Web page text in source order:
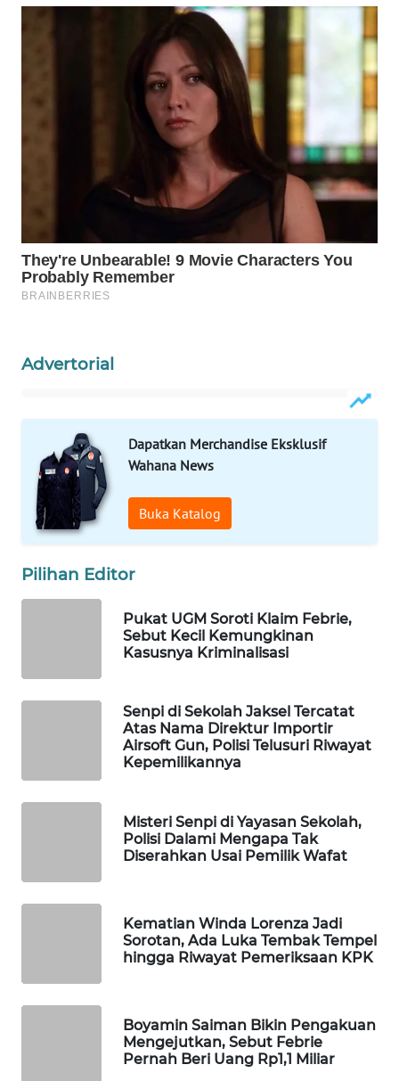
Advertorial
Dapatkan Merchandise Eksklusif
Wahana News
Buka Katalog
Pilihan Editor
Pukat UGM Soroti Klaim Febrie,
Sebut Kecil Kemungkinan
Kasusnya Kriminalisasi
Senpi di Sekolah Jaksel Tercatat
Atas Nama Direktur Importir
Airsoft Gun, Polisi Telusuri Riwayat
Kepemilikannya
Misteri Senpi di Yayasan Sekolah,
Polisi Dalami Mengapa Tak
Diserahkan Usai Pemilik Wafat
Kematian Winda Lorenza Jadi
Sorotan, Ada Luka Tembak Tempel
hingga Riwayat Pemeriksaan KPK
Boyamin Saiman Bikin Pengakuan
Mengejutkan, Sebut Febrie
Pernah Beri Uang Rp1,1 Miliar
WAHANA
SELEB
OTOMOTIF
WAHANA
HEALTH
WAHANA
DESA
WISATA
Wahana
MASYARAKAT
MARTABAT